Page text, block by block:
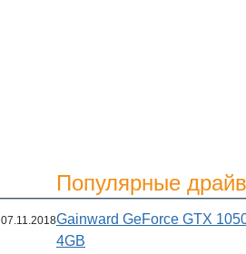
07.11.2018
Популярные
Gainward GeForce GTX
4GB